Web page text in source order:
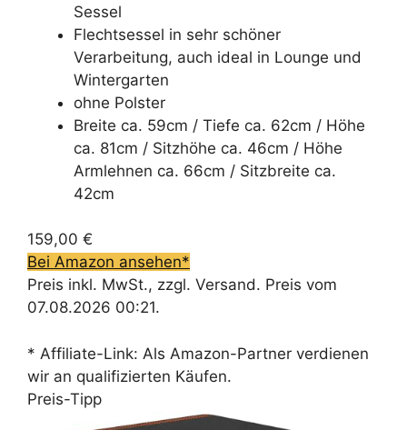
Sessel
Flechtsessel in sehr schöner
Verarbeitung, auch ideal in Lounge und
Wintergarten
ohne Polster
Breite ca. 59cm / Tiefe ca. 62cm / Höhe
ca. 81cm / Sitzhöhe ca. 46cm / Höhe
Armlehnen ca. 66cm / Sitzbreite ca.
42cm
159,00 €
Bei Amazon ansehen*
Preis inkl. MwSt., zzgl. Versand. Preis vom
07.08.2026 00:21.
* Affiliate-Link: Als Amazon-Partner verdienen
wir an qualifizierten Käufen.
Preis-Tipp